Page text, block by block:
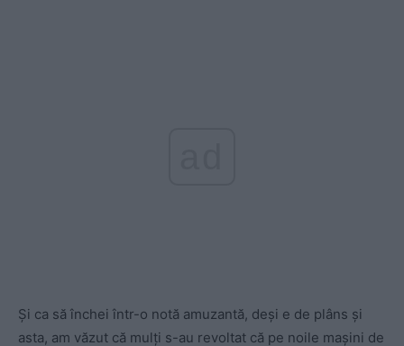
Și ca să închei într-o notă amuzantă, deși e de plâns și
asta, am văzut că mulți s-au revoltat că pe noile mașini de